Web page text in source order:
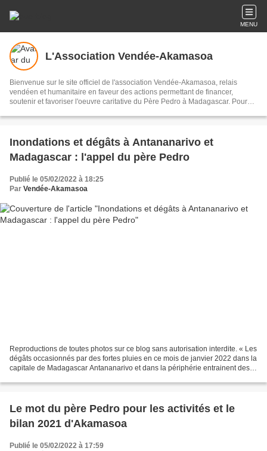
MENU
L'Association Vendée-Akamasoa
Bienvenue sur le site officiel de l'association Vendée-Akamasoa, relais
vendéen et humanitaire en faveur des actions permettant de financer,
soutenir et favoriser l'oeuvre caritative du Père Pedro à Madagascar. Pour
DESSUS intitulé : CONTACT (en haut de la page d'accueil, sous la bannière
Inondations et dégâts à Antananarivo et
Madagascar : l'appel du père Pedro
Publié le 05/02/2022 à 18:25
Par Vendée-Akamasoa
Reproductions de toutes photos sur ce blog sans autorisation interdite. « Les
dégâts occasionnés par des fortes pluies en ce mois de janvier 2022 dans la
capitale de Madagascar Antananarivo et dans la périphérie entrainent des
Le mot du père Pedro pour les activités et le
bilan 2021 d'Akamasoa
Publié le 05/02/2022 à 17:59